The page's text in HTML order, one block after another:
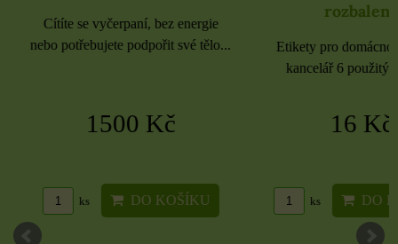
Cítíte se vyčerpaní, bez energie
nebo potřebujete podpořit své tělo...
1500 Kč
DO KOŠÍKU
rozbaleno
Etikety pro
kancelář 6 použitých
16 Kč
DO